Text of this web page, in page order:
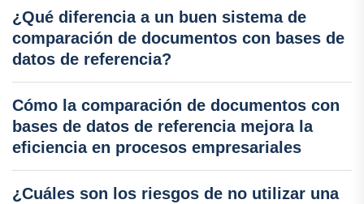
¿Qué diferencia a un buen sistema de
comparación de documentos con bases de
datos de referencia?
Cómo la comparación de documentos con
bases de datos de referencia mejora la
eficiencia en procesos empresariales
¿Cuáles son los riesgos de no utilizar una